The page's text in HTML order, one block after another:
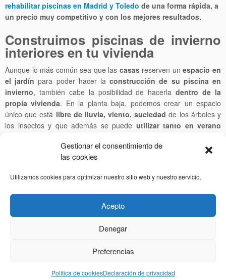
Gestionar el consentimiento de
las cookies
Utilizamos cookies para optimizar nuestro sitio web y nuestro servicio.
Acepto
Denegar
Preferencias
Política de cookiesDeclaración de privacidad
rehabilitar piscinas en Madrid y Toledo de una forma rápida, a
un precio muy competitivo y con los mejores resultados.
Construimos piscinas de invierno
interiores en tu vivienda
Aunque lo más común sea que las casasreserven unespacio en
el jardín para poder hacer laconstrucción de su piscina en
invierno, también cabe la posibilidad de hacerladentro de la
propia vivienda. En la planta baja, podemos crear un espacio
único que está libre de lluvia, viento, suciedad de los árboles y
los insectos y que además se puede utilizar tanto en verano
En el caso de que seas unaempresa
piscina
Piscinas Cristaylse encargará de realizar toda la construcción.
muchos clientes de Madrid y Toledo
, y siempre las hacemos
normativas de seguridad
Cubiertas para usar tu piscina
durante el invierno en Madrid y
Puede ser que ya tengas tupiscina en el jardín,